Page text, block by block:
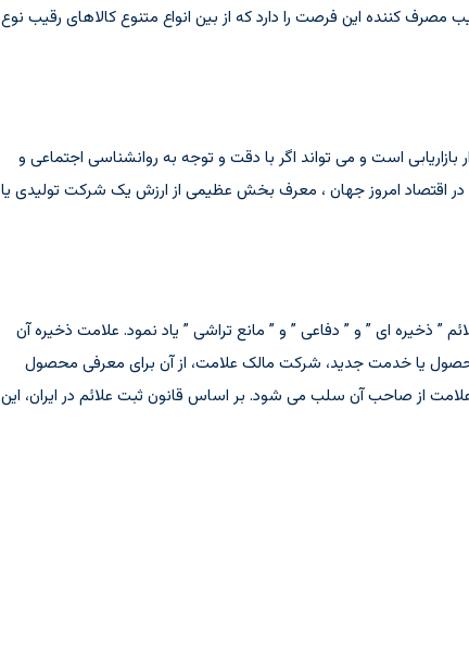
کننده این فرصت را دارد که از بین انواع متنوع کالاهای رقیب نوع
بازاریابی است و می تواند اگر با دقت و توجه به روانشناسی اجتماعی و
در اقتصاد امروز جهان ، معرف بخش عظیمی از ارزش یک شرکت تولیدی یا
” ذخیره ای ” و ” دفاعی ” و ” مانع تراشی ” یاد نمود. علامت ذخیره آن
یا خدمت جدید، شرکت مالک علامت، از آن برای معرفی محصول
5 سال است و بعد این مدت حق مالکیت بر علامت از صاحب آن سلب می شود. بر اساس قانون ثبت علائم در ایران، این